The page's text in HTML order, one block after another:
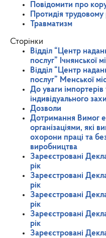
Повідомити про
Протидія трудовому
Травматизм
Сторінки
Відділ “Центр
послуг” Ічнянської
Відділ “Центр
послуг” Менської
До уваги імпортерів
індивідуального
Дозволи
Дотримання Вимог
організаціями, які
охорони праці та
виробництва
Зареєстровані
рік
Зареєстровані
рік
Зареєстровані
рік
Зареєстровані
рік
Зареєстровані